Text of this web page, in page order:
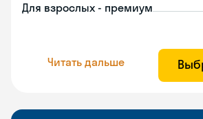
Для взрослых - премиум
Читать дальше